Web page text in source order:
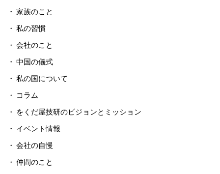
家族のこと
私の習慣
会社のこと
中国の儀式
私の国について
コラム
をくだ屋技研のビジョンとミッション
イベント情報
会社の自慢
仲間のこと